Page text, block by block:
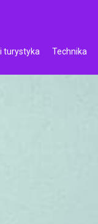
turystyka
Technika